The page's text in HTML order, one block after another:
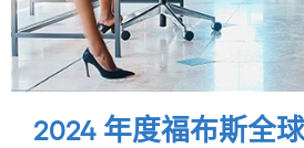
2024 年度福布斯全